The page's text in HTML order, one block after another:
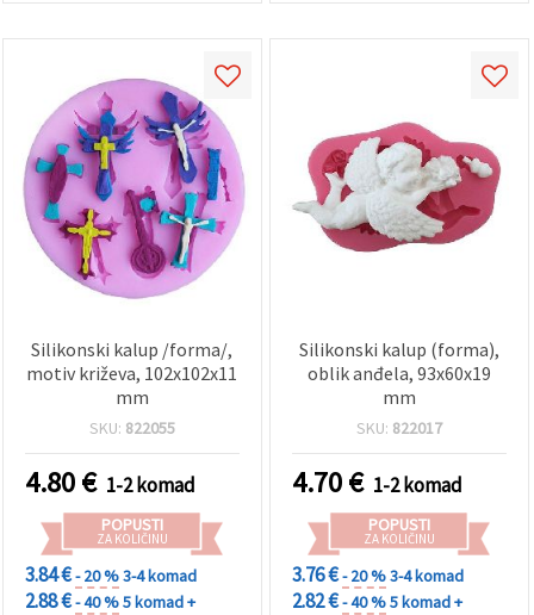
Silikonski kalup /forma/,
motiv križeva, 102x102x11
mm
SKU: 822055
4.80€ 1-2 komad
POPUSTI
ZA KOLIČINU
3.84 €- 20 %3-4 komad
2.88 €- 40 %5 komad +
Silikonski kalup (forma),
oblik anđela, 93x60x19
mm
SKU: 822017
4.70€ 1-2 komad
POPUSTI
ZA KOLIČINU
3.76 €- 20 %3-4 komad
2.82 €- 40 %5 komad +